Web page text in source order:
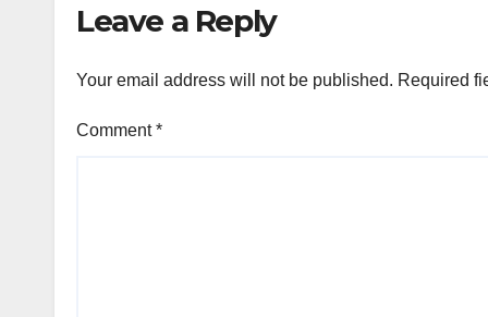
Leave a Reply
Your email address will not be published. Required
Comment*